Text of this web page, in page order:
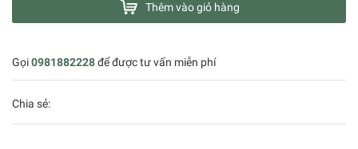
Thêm vào giỏ hàng
Gọi0981882228để được tư vấn miễn phí
Chia sẻ: